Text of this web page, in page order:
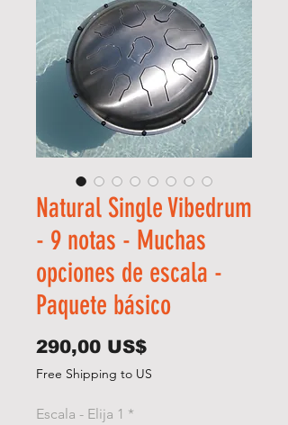
Natural Single Vibedrum
- 9 notas - Muchas
opciones de escala -
Paquete básico
290,00 US$Precio
Free Shipping to US
Escala - Elija 1 *